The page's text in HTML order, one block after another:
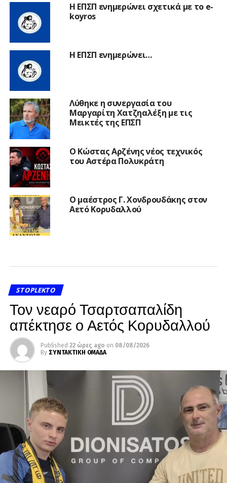
Η ΕΠΣΠ ενημερώνει σχετικά με το e-
koyros
Η ΕΠΣΠ ενημερώνει…
Λύθηκε η συνεργασία του
Μαργαρίτη Χατζηαλέξη με τις
Μεικτές της ΕΠΣΠ
Ο Κώστας Αρζένης νέος τεχνικός
του Αστέρα Πολυκράτη
Ο μαέστρος Γ. Χονδρουδάκης στον
Αετό Κορυδαλλού
STOPLEKTO
Τον νεαρό Τσαρτσαπαλίδη
απέκτησε ο Αετός Κορυδαλλού
Published 22 ώρες ago on 08/08/2026
By ΣΥΝΤΑΚΤΙΚΗ ΟΜΑΔΑ